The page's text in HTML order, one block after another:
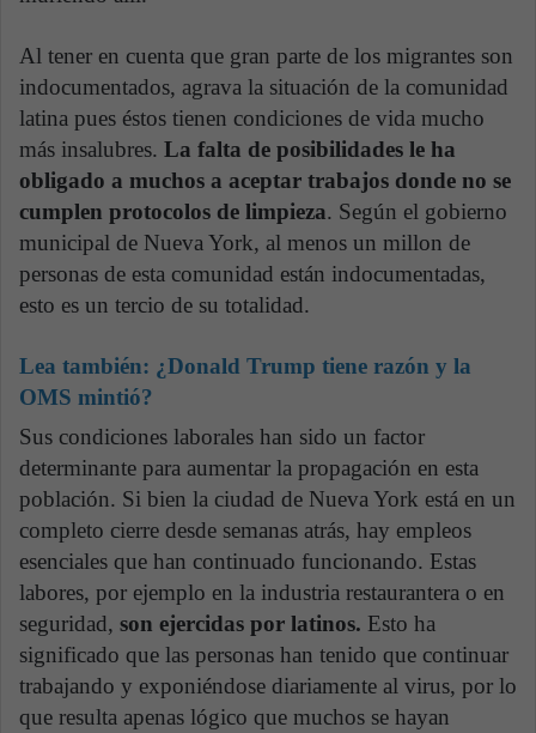
Al tener en cuenta que gran parte de los migrantes son
indocumentados, agrava la situación de la comunidad
latina pues éstos tienen condiciones de vida mucho
más insalubres. La falta de posibilidades le ha
obligado a muchos a aceptar trabajos donde no se
cumplen protocolos de limpieza. Según el gobierno
municipal de Nueva York, al menos un millon de
personas de esta comunidad están indocumentadas,
esto es un tercio de su totalidad.
Lea también: ¿Donald Trump tiene razón y la
OMS mintió?
Sus condiciones laborales han sido un factor
determinante para aumentar la propagación en esta
población. Si bien la ciudad de Nueva York está en un
completo cierre desde semanas atrás, hay empleos
esenciales que han continuado funcionando. Estas
labores, por ejemplo en la industria restaurantera o en
seguridad, son ejercidas por latinos. Esto ha
significado que las personas han tenido que continuar
trabajando y exponiéndose diariamente al virus, por lo
que resulta apenas lógico que muchos se hayan